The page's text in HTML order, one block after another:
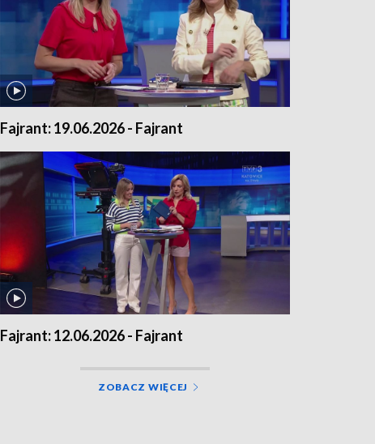
Fajrant: 19.06.2026 - Fajrant
Fajrant: 12.06.2026 - Fajrant
ZOBACZ WIĘCEJ